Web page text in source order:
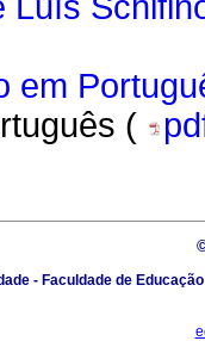
em
(
- Faculdade de